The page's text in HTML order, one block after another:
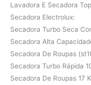
Lavadora E Secadora
Secadora Electrolux:
Secadora Turbo Seca
Secadora Alta
Secadora De Roupas
Secadora Turbo Rápida
Secadora De Roupas 17